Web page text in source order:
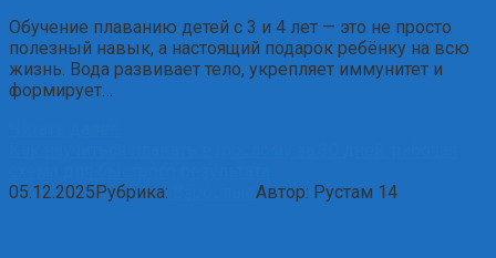
Обучение плаванию детей с 3 и 4 лет — это не просто
полезный навык, а настоящий подарок ребёнку на всю
жизнь. Вода развивает тело, укрепляет иммунитет и
формирует…
05.12.2025Рубрика: Автор: Рустам 14